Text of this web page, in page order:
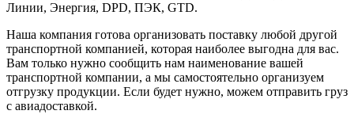
Линии, Энергия, DPD, ПЭК, GTD.
Наша компания готова организовать поставку любой другой
транспортной компанией, которая наиболее выгодна для вас.
Вам только нужно сообщить нам наименование вашей
транспортной компании, а мы самостоятельно организуем
отгрузку продукции. Если будет нужно, можем отправить груз
с авиадоставкой.